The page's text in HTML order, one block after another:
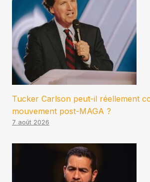
Tucker Carlson peut-il réellement
mouvement post-MAGA ?
7 août 2026